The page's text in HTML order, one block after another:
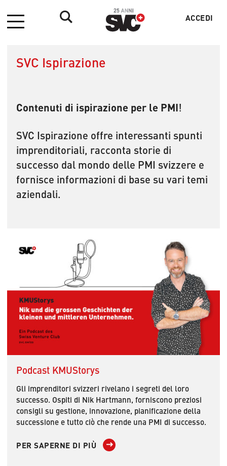
Menu ACCEDI
SVC Ispirazione
Contenuti di ispirazione per le PMI!
SVC Ispirazione offre interessanti spunti
imprenditoriali, racconta storie di
successo dal mondo delle PMI svizzere e
fornisce informazioni di base su vari temi
aziendali.
Podcast KMUStorys
Gli imprenditori svizzeri rivelano i segreti del loro
successo. Ospiti di Nik Hartmann, forniscono preziosi
consigli su gestione, innovazione, pianificazione della
successione e tutto ciò che rende una PMI di successo.
PER SAPERNE DI PIÙ